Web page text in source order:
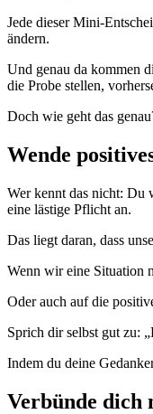
Jede dieser Mini-
ändern.
Und genau da kommen
die Probe stellen,
Doch wie geht das
Wende
Wer kennt das nicht: Du
eine lästige Pflicht an.
Das liegt daran, dass
Wenn wir eine Situation
Oder auch auf die
Sprich dir selbst gut zu:
Indem du deine
Verbünde dich